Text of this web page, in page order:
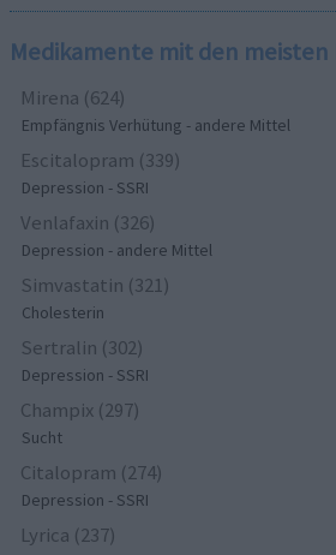
Medikamente mit den
Mirena (624)
Empfängnis Verhütung - andere Mittel
Escitalopram (339)
Depression - SSRI
Venlafaxin (326)
Depression - andere Mittel
Simvastatin (321)
Cholesterin
Sertralin (302)
Depression - SSRI
Champix (297)
Sucht
Citalopram (274)
Depression - SSRI
Lyrica (237)